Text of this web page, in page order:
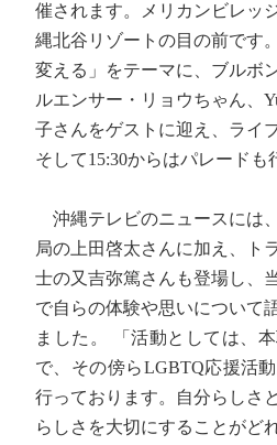
催されます。メリカンビレッ
縄北谷リゾートの目の前です
変える」をテーマに、ブルボ
ルエンサー・リョウちゃん、
子さんをゲストに迎え、ライ
そして15:30からはパレード
沖縄テレビのニュースには
局の上田啓太さんに加え、ト
士の又吉弥篤さんも登場し、
で自らの体験や思いについて
ました。 「活動としては、
で、その傍らLGBTQ応援活
行っております。自分らしさ
らしさを大切にすることがど